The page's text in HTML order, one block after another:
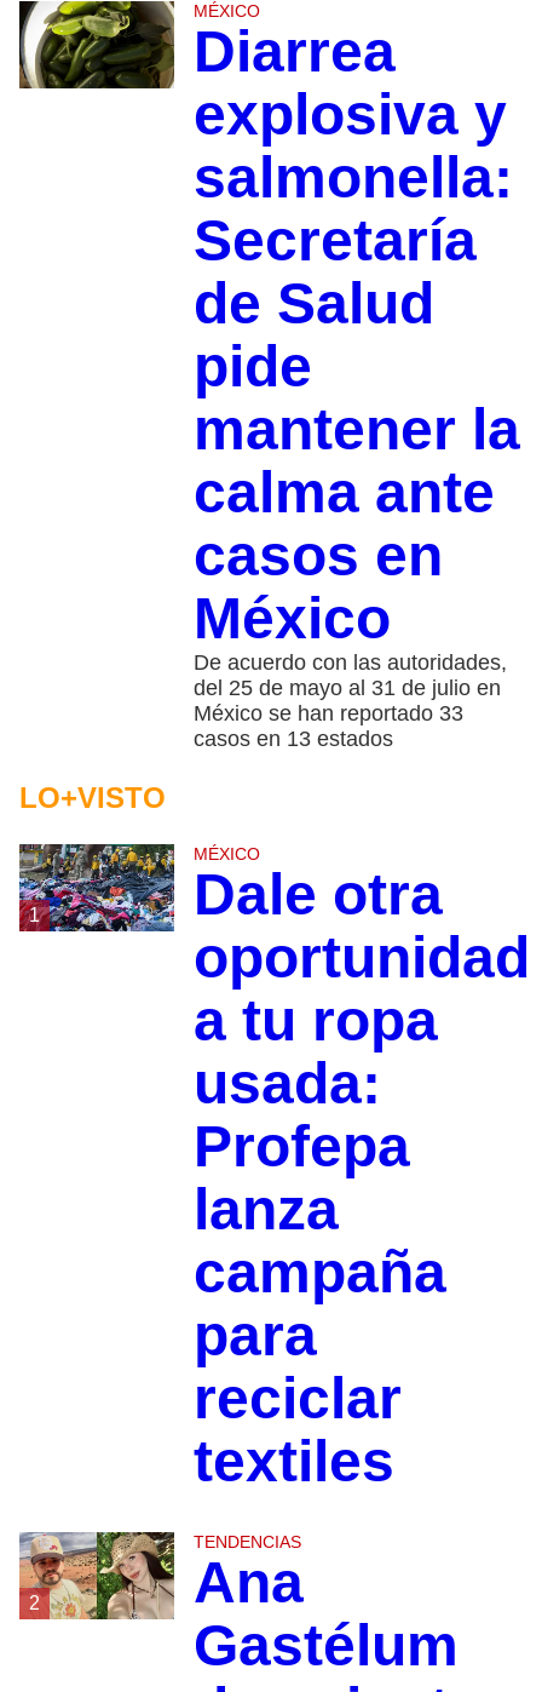
MÉXICO
Diarrea
explosiva y
salmonella:
Secretaría
de Salud
pide
mantener la
calma ante
casos en
México
De acuerdo con las autoridades,
del 25 de mayo al 31 de julio en
México se han reportado 33
casos en 13 estados
LO+VISTO
1
MÉXICO
Dale otra
oportunidad
a tu ropa
usada:
Profepa
lanza
campaña
para
reciclar
textiles
2
TENDENCIAS
Ana
Gastélum